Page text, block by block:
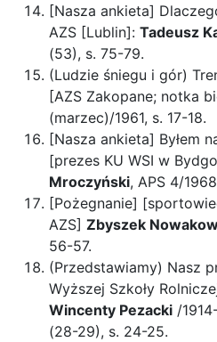
[Nasza ankieta]
AZS [Lublin]: Tadeusz
(53), s. 75-79.
(Ludzie śniegu i gór)
[AZS Zakopane; notka
(marzec)/1961, s. 17-18.
[Nasza ankieta] Byłem
[prezes KU WSI w
Mroczyński, APS 4/
[Pożegnanie]
AZS] Zbyszek
56-57.
(Przedstawiamy) Nasz
Wyższej Szkoły
Wincenty Pezacki /
(28-29), s. 24-25.